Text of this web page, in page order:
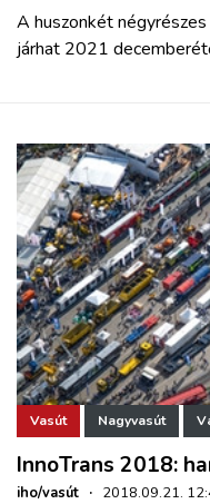
A huszonkét
járhat 2021
Vasút Nagyvasút
InnoTrans 2018:
iho/vasút · 2018.09.21.